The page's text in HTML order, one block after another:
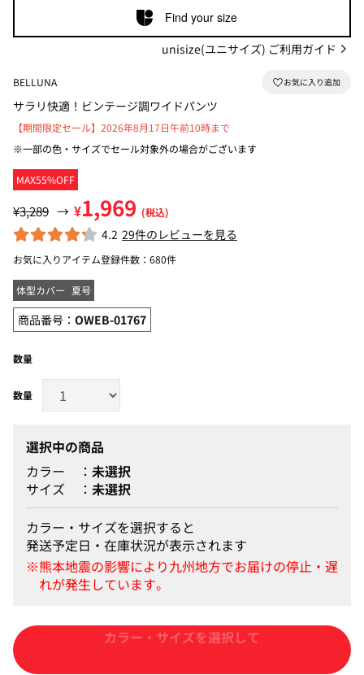
Find your size
unisize(ユニサイズ) ご利用ガイド
BELLUNA
サラリ快適！ビンテージ調ワイドパンツ
MAX55%OFF
【期間限定セール】2026年8月17日午前10時まで
※一部の色・サイズでセール対象外の場合がございます
¥3,289 → ¥1,969 (税込)
4.2 29件のレビューを見る
お気に入りアイテム登録件数： 680件
体型カバー 夏号
商品番号： OWEB-01767
数量
選択中の商品
カラー
未選択
サイズ
未選択
カラー・サイズを選択すると
発送予定日・在庫状況が表示されます
カートに入れる